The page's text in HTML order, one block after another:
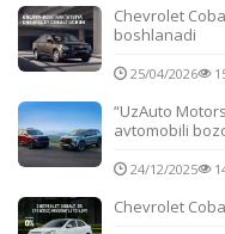
Chevrolet
boshlanadi
25/04/2026
“UzAuto
avtomobili
24/12/2025
Chevrolet